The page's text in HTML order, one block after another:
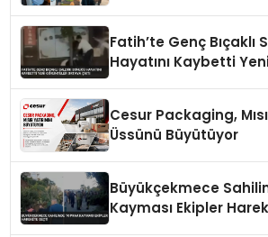
Fatih’te Genç Bıçaklı
Hayatını Kaybetti
Cesur Packaging,
Üssünü Büyütüyor
Büyükçekmece
Kayması Ekipler